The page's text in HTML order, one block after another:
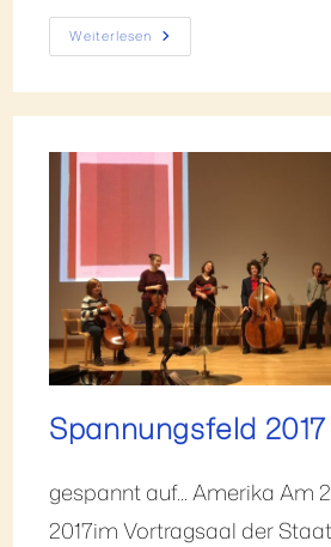
Weiterlesen
Spannungsfeld 2017
gespannt auf... Amerika Am
2017im Vortragsaal der